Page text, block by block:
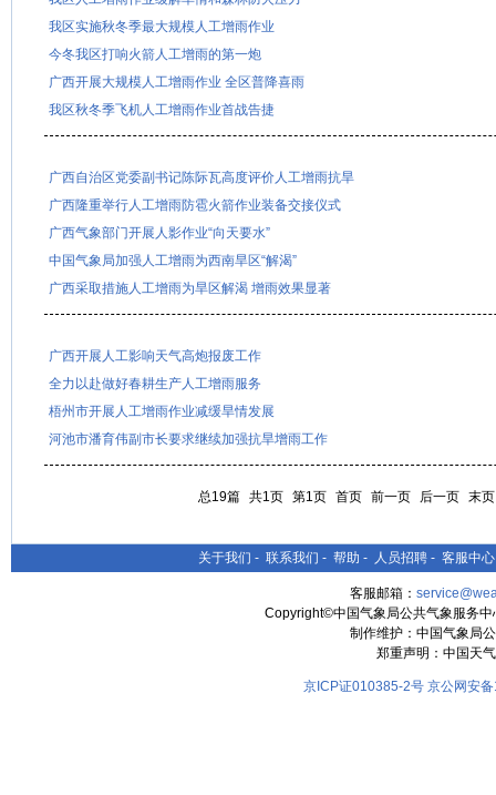
我区实施秋冬季最大规模人工增雨作业
今冬我区打响火箭人工增雨的第一炮
广西开展大规模人工增雨作业 全区普降喜雨
我区秋冬季飞机人工增雨作业首战告捷
广西自治区党委副书记陈际瓦高度评价人工增雨抗旱
广西隆重举行人工增雨防雹火箭作业装备交接仪式
广西气象部门开展人影作业“向天要水”
中国气象局加强人工增雨为西南旱区“解渴”
广西采取措施人工增雨为旱区解渴 增雨效果显著
广西开展人工影响天气高炮报废工作
全力以赴做好春耕生产人工增雨服务
梧州市开展人工增雨作业减缓旱情发展
河池市潘育伟副市长要求继续加强抗旱增雨工作
总19篇 共1页 第1页 首页 前一页 后一页 末页
关于我们 - 联系我们 - 帮助 - 人员招聘 - 客服中心
客服邮箱：
Copyright©中国气象局公共气象服务
制作维护：中国气象局
郑重声明：中国天
京ICP证010385-2号 京公网安